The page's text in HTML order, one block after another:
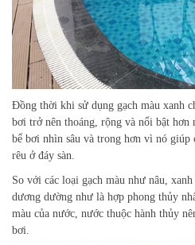
Đồng thời khi sử dụng gạch màu xanh
bơi trở nên thoáng, rộng và nổi bật hơn
bể bơi nhìn sâu và trong hơn vì nó giúp
rêu ở đáy sàn.
So với các loại gạch màu như nâu,
dương dường như là hợp phong thủy
màu của nước, nước thuộc hành thủy
bơi.